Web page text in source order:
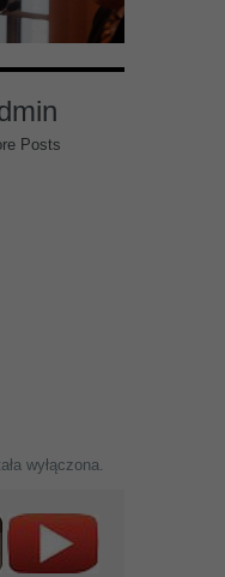
Posts
wyłączona.